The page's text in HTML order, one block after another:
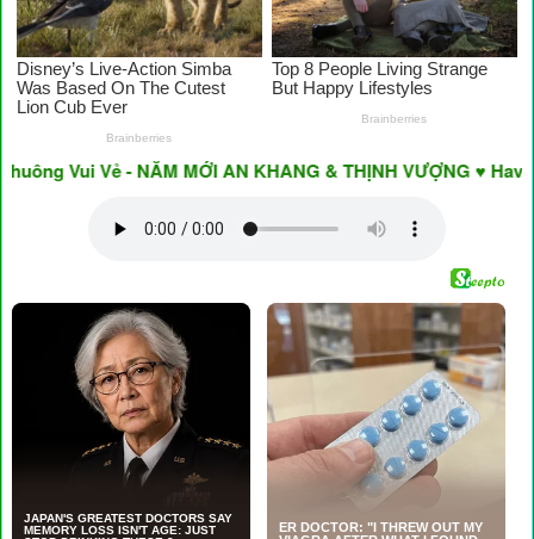
Vui Vẻ - NĂM MỚI AN KHANG & THỊNH VƯỢNG ♥ Have A